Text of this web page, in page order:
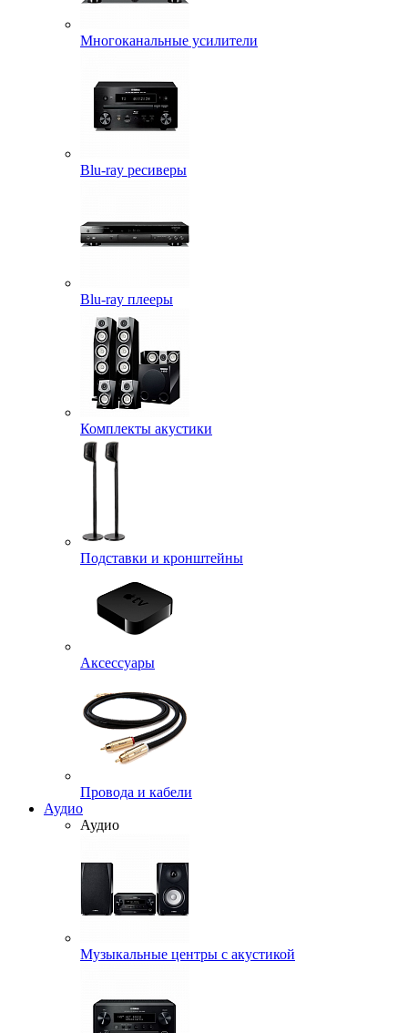
Многоканальные усилители
Blu-ray ресиверы
Blu-ray плееры
Комплекты акустики
Подставки и кронштейны
Аксессуары
Провода и кабели
Аудио
Аудио
Музыкальные центры с акустикой